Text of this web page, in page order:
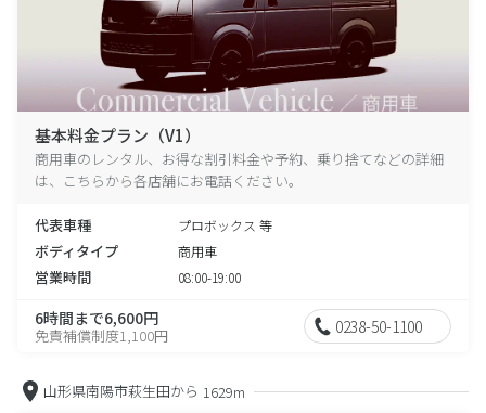
基本料金プラン（V1）
商用車のレンタル、お得な割引料金や予約、乗り捨てなどの詳細
は、こちらから各店舗にお電話ください。
代表車種 プロボックス 等
ボディタイプ 商用車
営業時間 08:00-19:00
6時間まで6,600円
免責補償制度1,100円 0238-50-1100
山形県南陽市萩生田から 1629m